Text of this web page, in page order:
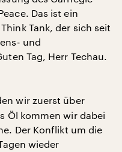
Das ist ein
Tank, der sich seit
und
Tag, Herr Techau.
wir zuerst über
Öl kommen wir dabei
Der Konflikt um die
wieder